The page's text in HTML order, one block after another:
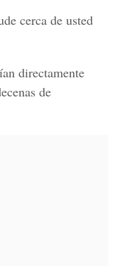
cerca de usted
directamente
de